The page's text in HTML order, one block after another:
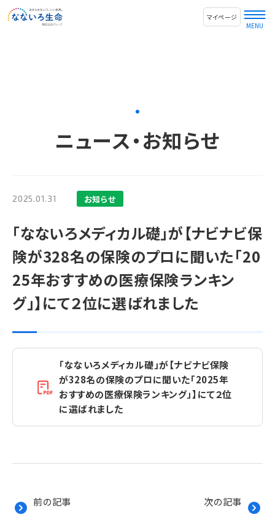
マイページ
ニュース・お知らせ
2025.01.31 お知らせ
「なないろメディカル礎」が【ナビナビ保
険が328名の保険のプロに聞いた「20
25年おすすめの医療保険ランキン
グ」】にて２位に選ばれました
「なないろメディカル礎」が【ナビナビ保険
が328名の保険のプロに聞いた「2025年
おすすめの医療保険ランキング」】にて２位
に選ばれました
前の記事 次の記事